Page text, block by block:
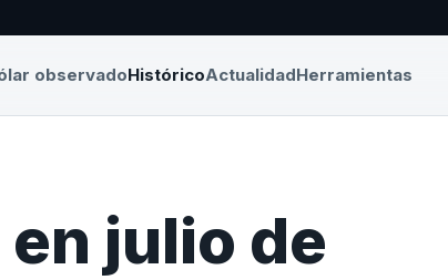
observadoHistóricoActualidadHerramientas
julio de